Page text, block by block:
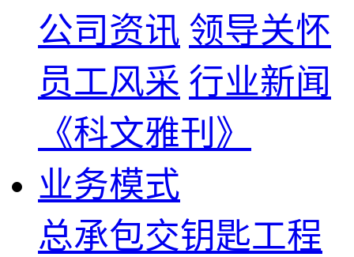
公司资讯 领导关怀
员工风采 行业新闻
《科文雅刊》
业务模式
总承包交钥匙工程